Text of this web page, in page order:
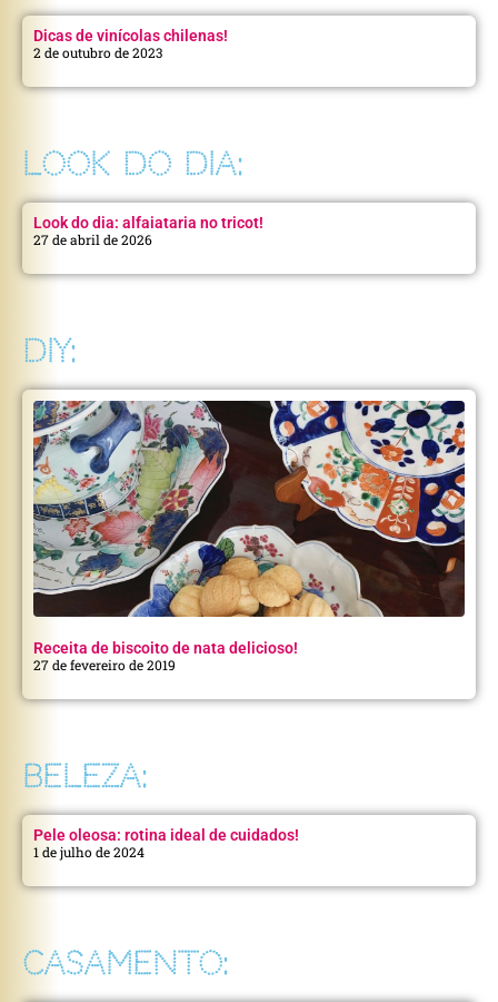
Dicas de vinícolas chilenas!
2 de outubro de 2023
LOOK DO DIA:
Look do dia: alfaiataria no tricot!
27 de abril de 2026
DIY:
Receita de biscoito de nata delicioso!
27 de fevereiro de 2019
BELEZA:
Pele oleosa: rotina ideal de cuidados!
1 de julho de 2024
CASAMENTO: